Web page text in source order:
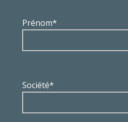
Prénom*
Société*